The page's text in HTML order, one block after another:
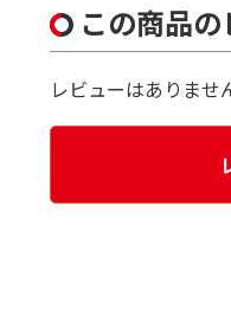
この商品
レビューはありませ